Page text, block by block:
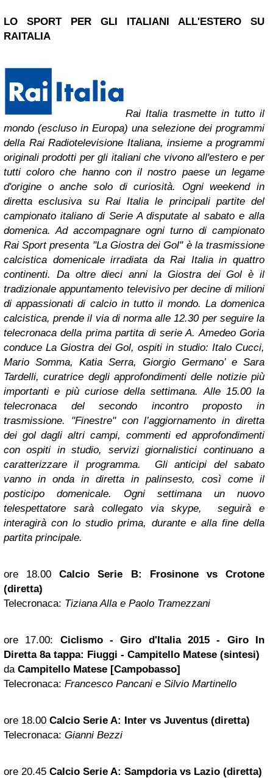
LO SPORT PER GLI ITALIANI ALL'ESTERO SU
RAITALIA
Rai Italia trasmette in tutto il
mondo (escluso in Europa) una selezione dei programmi
della Rai Radiotelevisione Italiana, insieme a programmi
originali prodotti per gli italiani che vivono all'estero e per
tutti coloro che hanno con il nostro paese un legame
d'origine o anche solo di curiosità. Ogni weekend in
diretta esclusiva su Rai Italia le principali partite del
campionato italiano di Serie A disputate al sabato e alla
domenica. Ad accompagnare ogni turno di campionato
Rai Sport presenta "La Giostra dei Gol" è la trasmissione
calcistica domenicale irradiata da Rai Italia in quattro
continenti. Da oltre dieci anni la Giostra dei Gol è il
tradizionale appuntamento televisivo per decine di milioni
di appassionati di calcio in tutto il mondo. La domenica
calcistica, prende il via di norma alle 12.30 per seguire la
telecronaca della prima partita di serie A. Amedeo Goria
conduce La Giostra dei Gol, ospiti in studio: Italo Cucci,
Mario Somma, Katia Serra, Giorgio Germano’ e Sara
Tardelli, curatrice degli approfondimenti delle notizie più
importanti e più curiose della settimana. Alle 15.00 la
telecronaca del secondo incontro proposto in
trasmissione. "Finestre" con l’aggiornamento in diretta
dei gol dagli altri campi, commenti ed approfondimenti
con ospiti in studio, servizi giornalistici continuano a
caratterizzare il programma. Gli anticipi del sabato
vanno in onda in diretta in palinsesto, così come il
posticipo domenicale. Ogni settimana un nuovo
telespettatore sarà collegato via skype, seguirà e
interagirà con lo studio prima, durante e alla fine della
partita principale.
ore 18.00Calcio Serie B: Frosinone vs Crotone
(diretta)
Telecronaca: Tiziana Alla e Paolo Tramezzani
ore 17.00: Ciclismo - Giro d'Italia 2015 - Giro In
Diretta 8a tappa: Fiuggi - Campitello Matese (sintesi)
da Campitello Matese [Campobasso]
Telecronaca: Francesco Pancani e Silvio Martinello
ore 18.00 Calcio Serie A: Inter vs Juventus (diretta)
Telecronaca: Gianni Bezzi
ore 20.45 Calcio Serie A: Sampdoria vs Lazio (diretta)